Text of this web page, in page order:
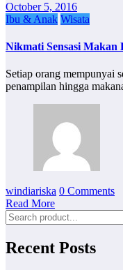
October 5, 2016
Ibu & Anak Wisata
Nikmati Sensasi Makan
Setiap orang mempunyai
penampilan hingga
windiariska 0 Comments
Read More
Recent Posts